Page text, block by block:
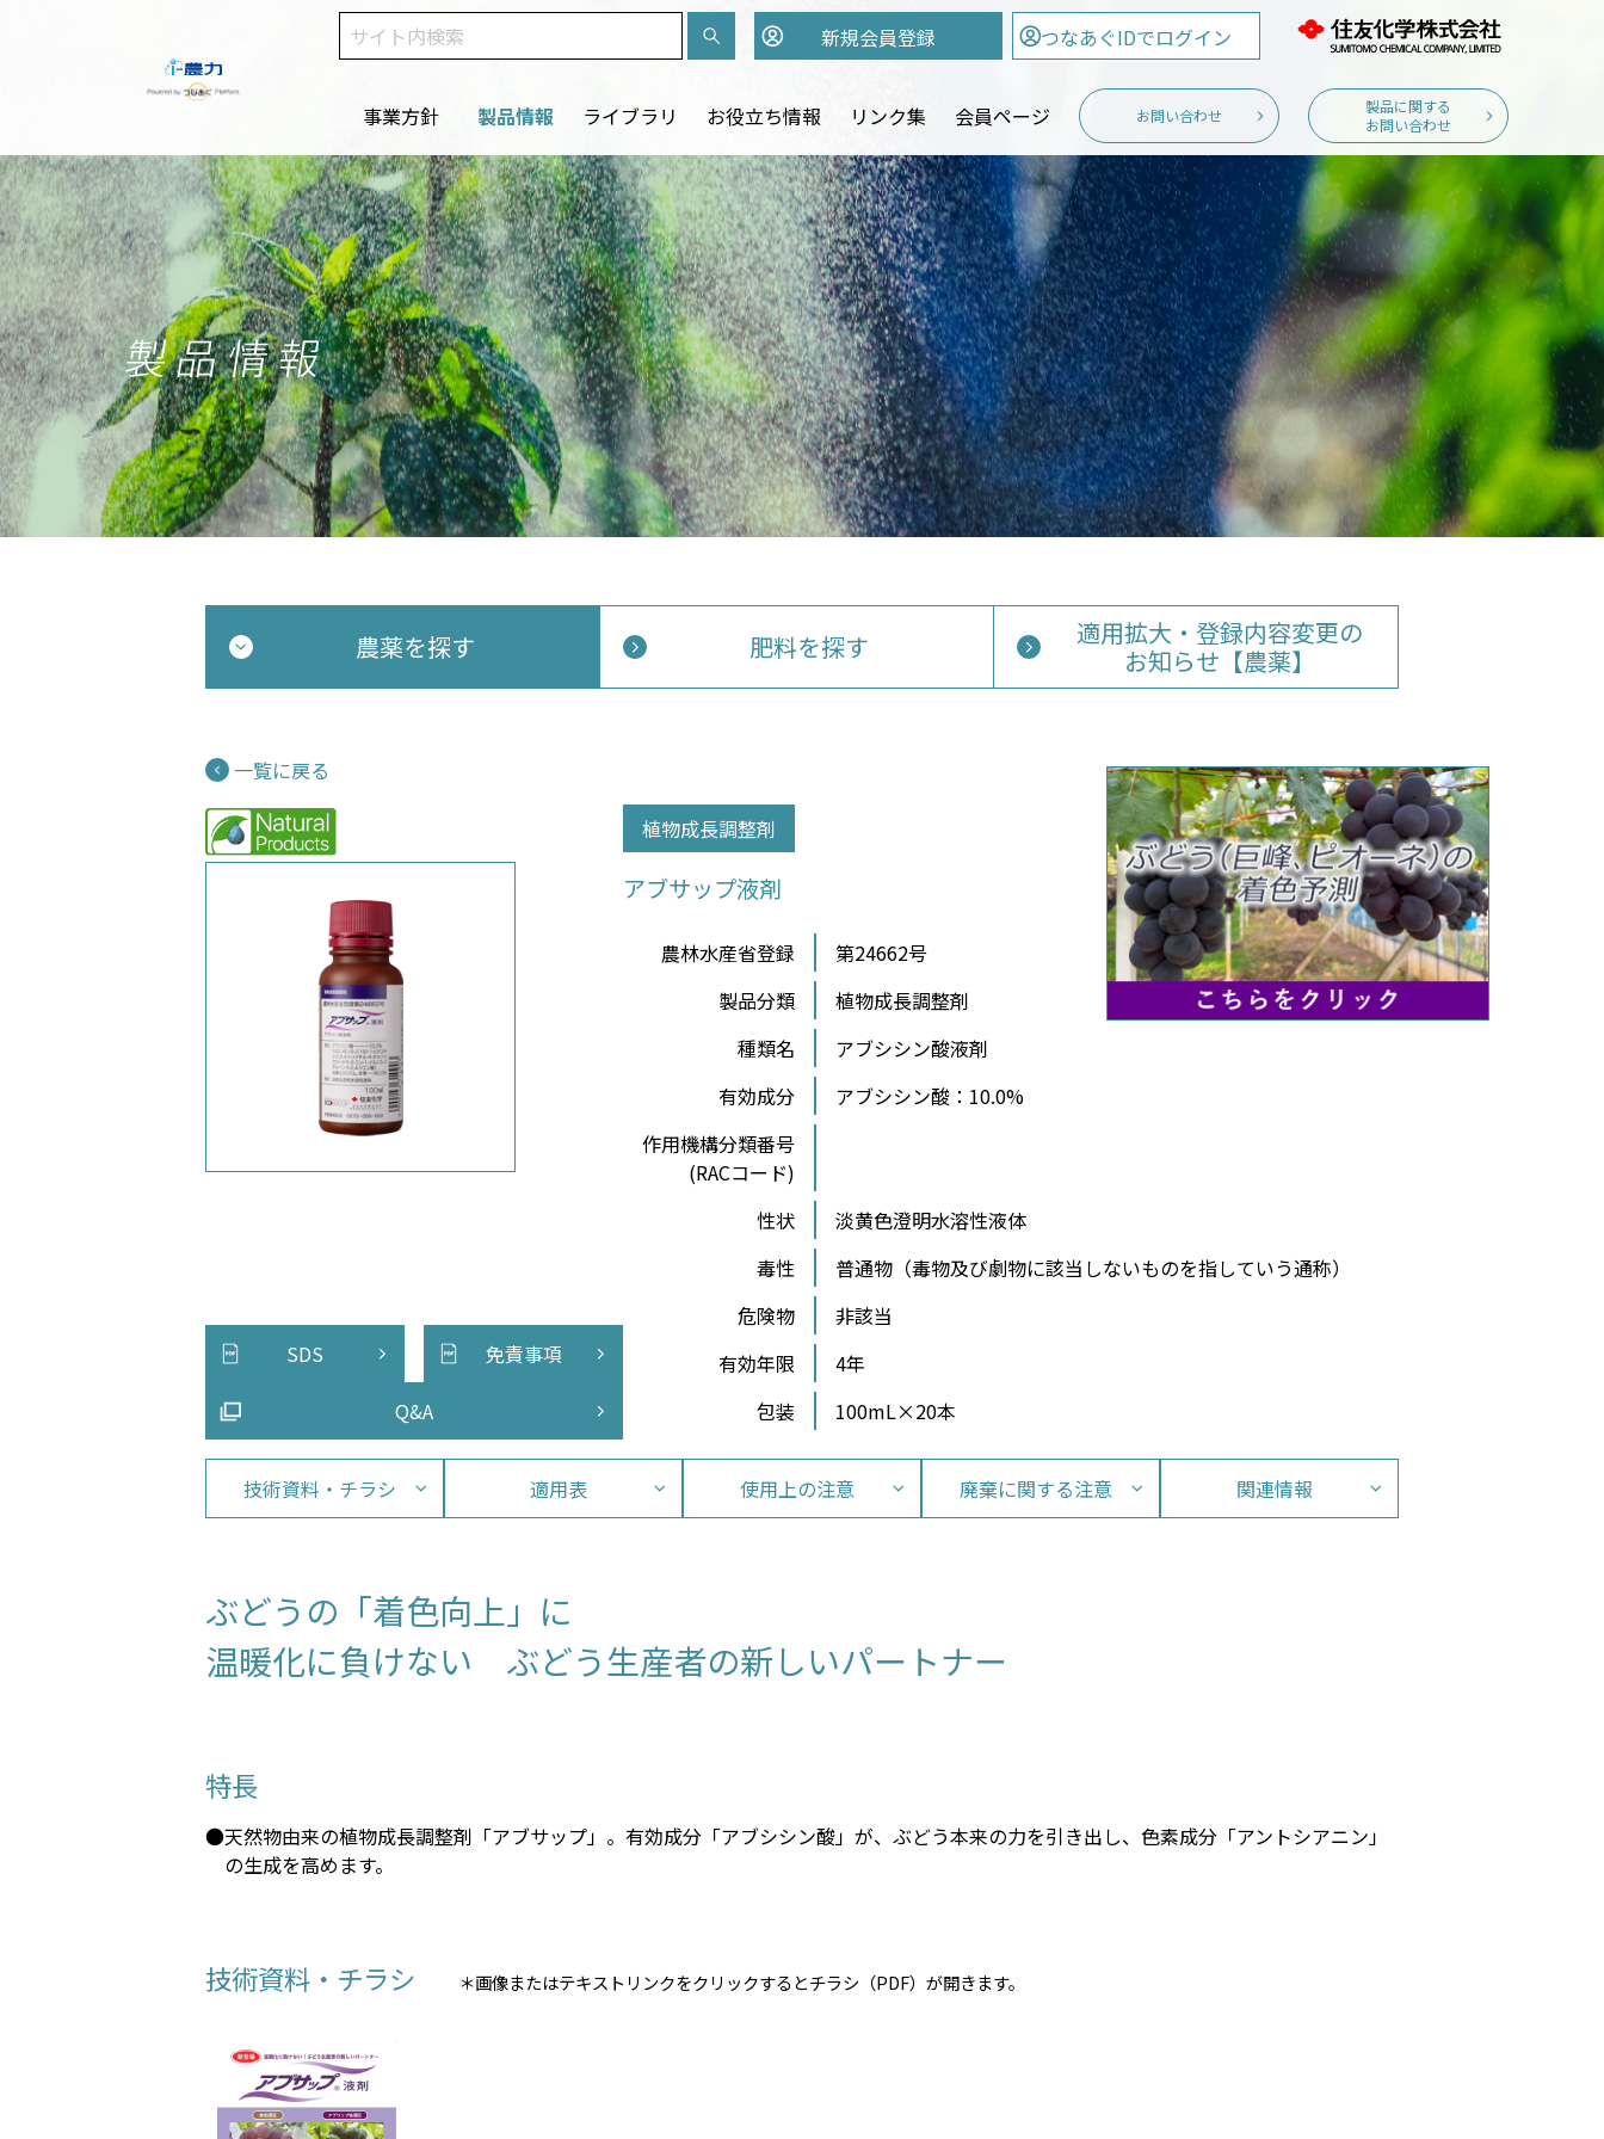
新規会員登録 つなあぐIDでログイン
事業方針 製品情報 ライブラリ お役立ち情報 リンク集 会員ページ お問い合わせ
製品に関する
お問い合わせ
農薬を探す 肥料を探す
適用拡大・登録内容変更の
お知らせ【農薬】
一覧に戻る
植物成長調整剤
アブサップ液剤
農林水産省登録
第24662号
製品分類
植物成長調整剤
種類名
アブシシン酸液剤
有効成分
アブシシン酸：10.0%
作⽤機構分類番号
(RACコード)
性状
淡黄色澄明水溶性液体
毒性
普通物（毒物及び劇物に該当しないものを指していう通称）
危険物
非該当
有効年限
4年
包装
100mL×20本
SDS
免責事項
Q&A
技術資料・チラシ 適用表 使用上の注意 廃棄に関する注意 関連情報
ぶどうの「着色向上」に
温暖化に負けない ぶどう生産者の新しいパートナー
特長
●天然物由来の植物成長調整剤「アブサップ」。有効成分「アブシシン酸」が、ぶどう本来の力を引き出し、色素成分「アントシアニン」
の生成を高めます。
技術資料・チラシ ＊画像またはテキストリンクをクリックするとチラシ（PDF）が開きます。